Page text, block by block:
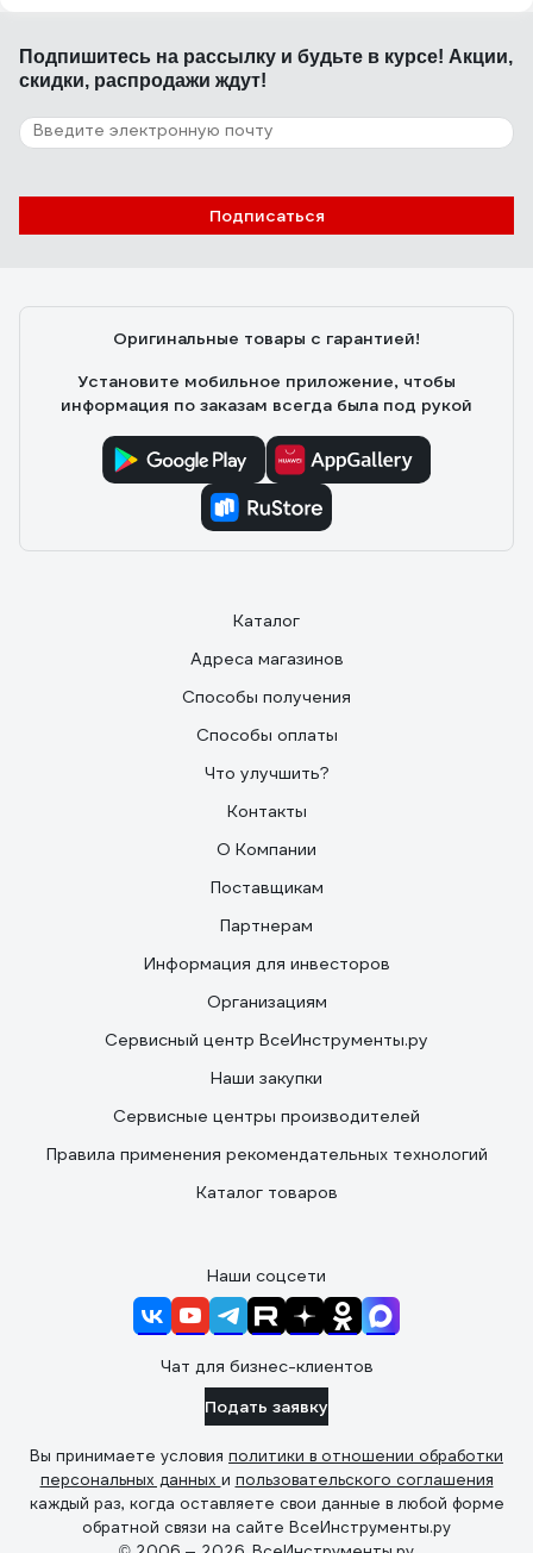
Подпишитесь на рассылку и будьте в курсе! Акции,
скидки, распродажи ждут!
Подписаться
Оригинальные товары с гарантией!
Установите мобильное приложение, чтобы
информация по заказам всегда была под рукой
Каталог
Адреса магазинов
Способы получения
Способы оплаты
Что улучшить?
Контакты
О Компании
Поставщикам
Партнерам
Информация для инвесторов
Организациям
Сервисный центр ВсеИнструменты.ру
Наши закупки
Сервисные центры производителей
Правила применения рекомендательных технологий
Каталог товаров
Наши соцсети
Чат для бизнес-клиентов
Подать заявку
Вы принимаете условия политики в отношении обработки
персональных данных и пользовательского соглашения
каждый раз, когда оставляете свои данные в любой форме
обратной связи на сайте ВсеИнструменты.ру